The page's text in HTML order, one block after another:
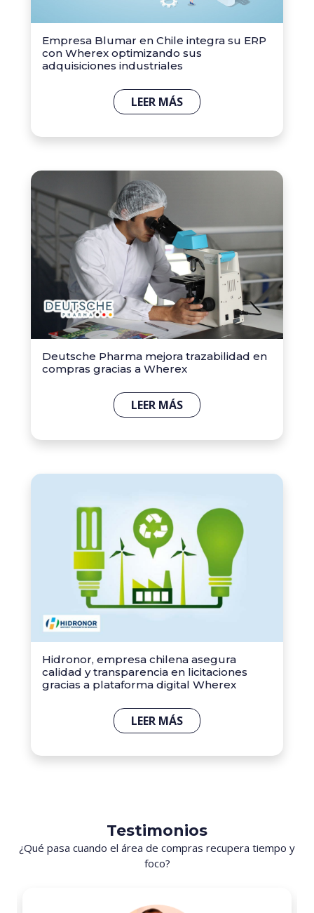
Empresa Blumar en Chile integra su ERP
con Wherex optimizando sus
adquisiciones industriales
LEER MÁS
Deutsche Pharma mejora trazabilidad en
compras gracias a Wherex
LEER MÁS
Hidronor, empresa chilena asegura
calidad y transparencia en licitaciones
gracias a plataforma digital Wherex
LEER MÁS
Testimonios
¿Qué pasa cuando el área de compras recupera tiempo y
foco?